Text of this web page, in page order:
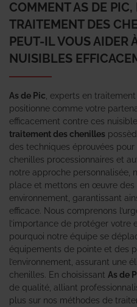
COMMENT AS DE PIC,
TRAITEMENT DES
PEUT-IL VOUS AIDER
NUISIBLES
As de Pic , experts en
positionne comme votre
efficacement contre ces
traitement des chenilles
des techniques éprouvées
chenilles processionnaires et
notre approche personnalisée,
place et mettons en œuvre des
environnement, garantissant
efficace. Nous comprenons
l’importance de protéger votre
pourquoi notre équipe se
équipements de pointe et des
l’environnement, assurant une
chenilles. En choisissant As de
de qualité, alliant
plus sur nos méthodes de